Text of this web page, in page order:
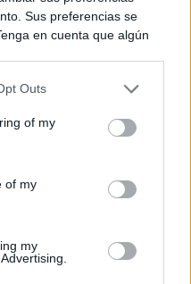
Sus preferencias se
en cuenta que algún
cambiar sus preferencias
"Privacidad" en la
uses one or more Google
information including but
You may click to
purposes in below Google
Outs
of my
of my
my
la Feria y Fiestas de